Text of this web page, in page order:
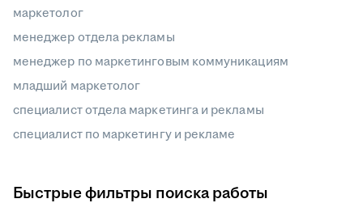
маркетолог
менеджер отдела рекламы
менеджер по маркетинговым коммуникациям
младший маркетолог
специалист отдела маркетинга и рекламы
специалист по маркетингу и рекламе
Быстрые фильтры поиска работы